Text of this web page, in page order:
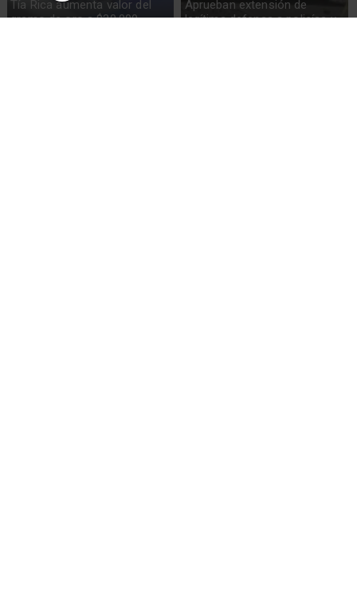
Tía Rica aumenta valor del
gramo de oro a $30.000
Aprueban extensión de
legítima defensa a policías y